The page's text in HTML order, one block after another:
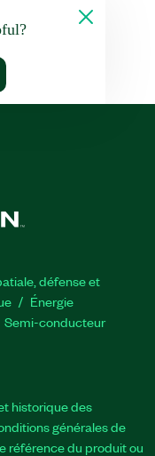
défense et
Énergie​
Semi-conducteur
historique des
générales de
référence du produit ou